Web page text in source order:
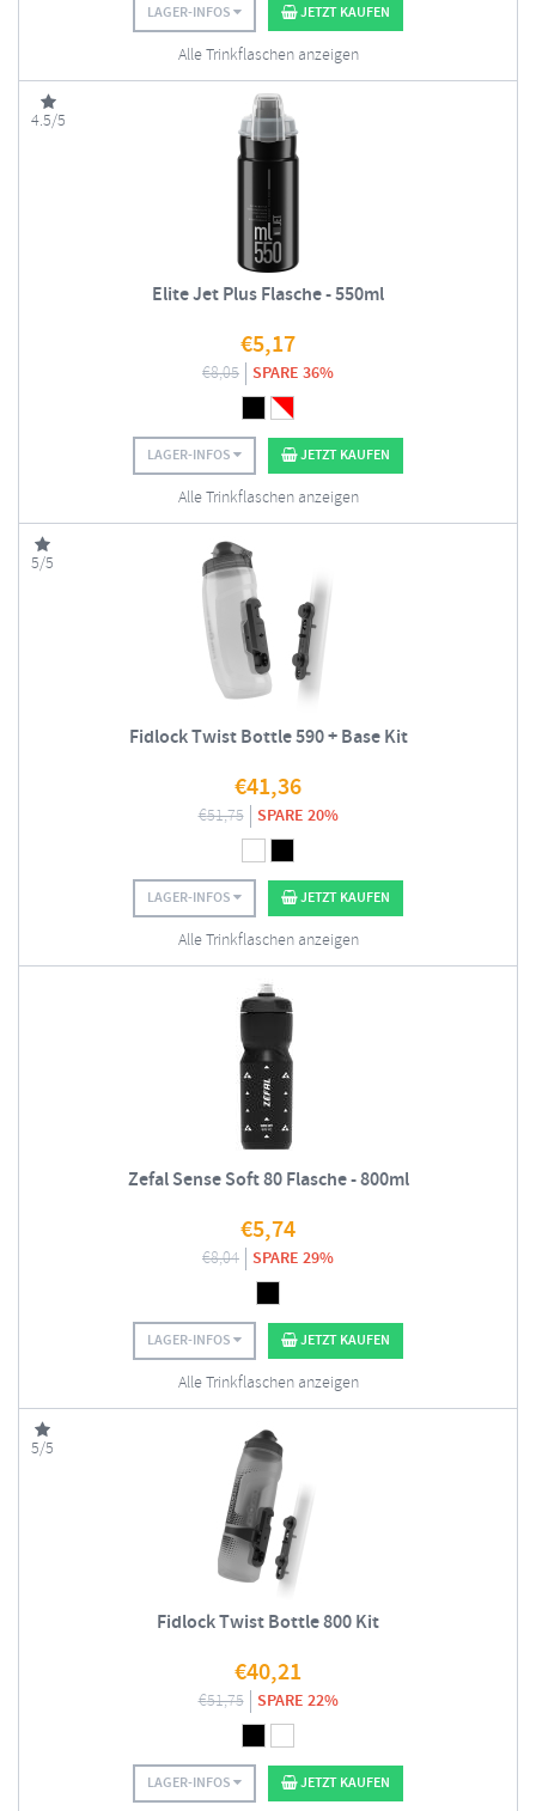
LAGER-INFOS JETZT KAUFEN
Alle Trinkflaschen anzeigen
4.5/5
Elite Jet Plus Flasche - 550ml
€5,17
€8,05 SPARE 36%
LAGER-INFOS JETZT KAUFEN
Alle Trinkflaschen anzeigen
5/5
Fidlock Twist Bottle 590 + Base Kit
€41,36
€51,75 SPARE 20%
LAGER-INFOS JETZT KAUFEN
Alle Trinkflaschen anzeigen
Zefal Sense Soft 80 Flasche - 800ml
€5,74
€8,04 SPARE 29%
LAGER-INFOS JETZT KAUFEN
Alle Trinkflaschen anzeigen
5/5
Fidlock Twist Bottle 800 Kit
€40,21
€51,75 SPARE 22%
LAGER-INFOS JETZT KAUFEN